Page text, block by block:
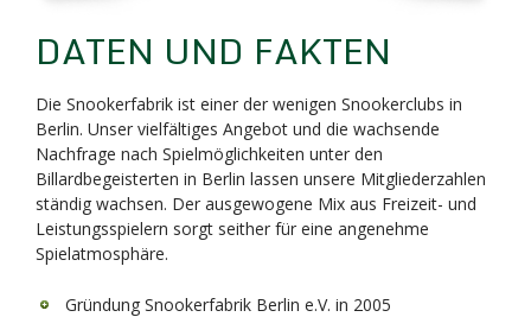
DATEN UND FAKTEN
Die Snookerfabrik ist einer der wenigen Snookerclubs in
Berlin. Unser vielfältiges Angebot und die wachsende
Nachfrage nach Spielmöglichkeiten unter den
Billardbegeisterten in Berlin lassen unsere Mitgliederzahlen
ständig wachsen. Der ausgewogene Mix aus Freizeit- und
Leistungsspielern sorgt seither für eine angenehme
Spielatmosphäre.
Gründung Snookerfabrik Berlin e.V. in 2005